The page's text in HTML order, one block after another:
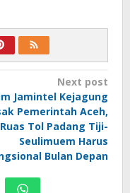
Next post
Jamintel Kejagung
Pemerintah Aceh,
Ruas Tol Padang Tiji-
Seulimuem Harus
Bulan Depan